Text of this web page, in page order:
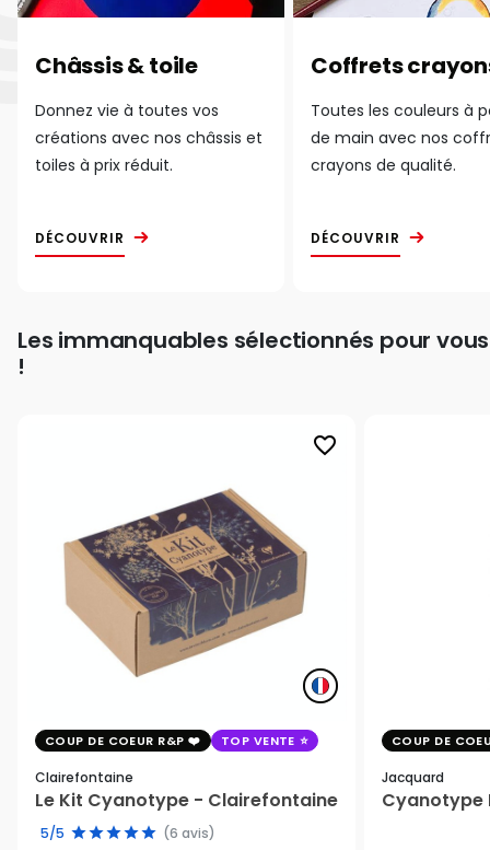
Châssis & toile
Donnez vie à toutes vos
créations avec nos châssis et
toiles à prix réduit.
DÉCOUVRIR
Coffrets
Toutes les couleurs à
de main avec nos
crayons de qualité.
DÉCOUVRIR
Les immanquables sélectionnés pour vous
!
favorite_border
COUP DE COEUR R&P TOP VENTE
Clairefontaine
Le Kit Cyanotype - Clairefontaine
5/5 (6 avis)
COUP DE
Jacquard
Cyanotype